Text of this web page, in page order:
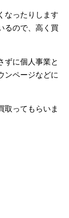
なったりします
るので、高く買
ずに個人事業と
ンページなどに
取ってもらいま